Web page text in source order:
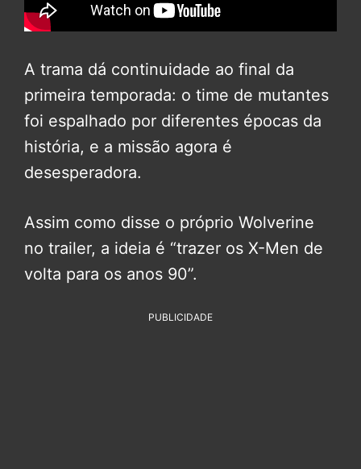
A trama dá continuidade ao final da
primeira temporada: o time de mutantes
foi espalhado por diferentes épocas da
história, e a missão agora é
desesperadora.
Assim como disse o próprio Wolverine
no trailer, a ideia é “trazer os X-Men de
volta para os anos 90”.
PUBLICIDADE